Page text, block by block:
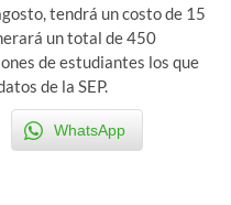
tendrá un costo de 15
un total de 450
de estudiantes los que
de la SEP.
WhatsApp